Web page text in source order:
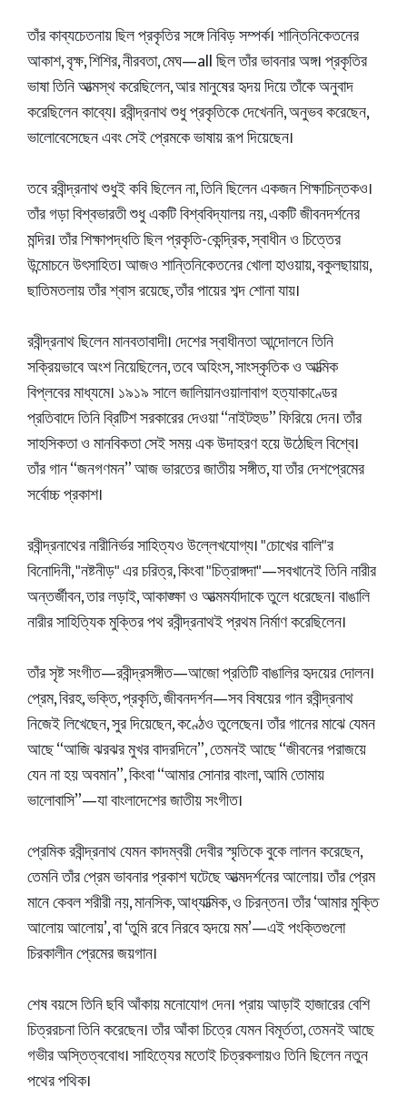
তাঁর কাব্যচেতনায় ছিল প্রকৃতির সঙ্গে নিবিড় সম্পর্ক। শান্তিনিকেতনের
আকাশ, বৃক্ষ, শিশির, নীরবতা, মেঘ—all ছিল তাঁর ভাবনার অঙ্গ। প্রকৃতির
ভাষা তিনি আত্মস্থ করেছিলেন, আর মানুষের হৃদয় দিয়ে তাঁকে অনুবাদ
করেছিলেন কাব্যে। রবীন্দ্রনাথ শুধু প্রকৃতিকে দেখেননি, অনুভব করেছেন,
ভালোবেসেছেন এবং সেই প্রেমকে ভাষায় রূপ দিয়েছেন।
তবে রবীন্দ্রনাথ শুধুই কবি ছিলেন না, তিনি ছিলেন একজন শিক্ষাচিন্তকও।
তাঁর গড়া বিশ্বভারতী শুধু একটি বিশ্ববিদ্যালয় নয়, একটি জীবনদর্শনের
মন্দির। তাঁর শিক্ষাপদ্ধতি ছিল প্রকৃতি-কেন্দ্রিক, স্বাধীন ও চিত্তের
উন্মোচনে উৎসাহিত। আজও শান্তিনিকেতনের খোলা হাওয়ায়, বকুলছায়ায়,
ছাতিমতলায় তাঁর শ্বাস রয়েছে, তাঁর পায়ের শব্দ শোনা যায়।
রবীন্দ্রনাথ ছিলেন মানবতাবাদী। দেশের স্বাধীনতা আন্দোলনে তিনি
সক্রিয়ভাবে অংশ নিয়েছিলেন, তবে অহিংস, সাংস্কৃতিক ও আত্মিক
বিপ্লবের মাধ্যমে। ১৯১৯ সালে জালিয়ানওয়ালাবাগ হত্যাকাণ্ডের
প্রতিবাদে তিনি ব্রিটিশ সরকারের দেওয়া “নাইটহুড” ফিরিয়ে দেন। তাঁর
সাহসিকতা ও মানবিকতা সেই সময় এক উদাহরণ হয়ে উঠেছিল বিশ্বে।
তাঁর গান “জনগণমন” আজ ভারতের জাতীয় সঙ্গীত, যা তাঁর দেশপ্রেমের
সর্বোচ্চ প্রকাশ।
রবীন্দ্রনাথের নারীনির্ভর সাহিত্যও উল্লেখযোগ্য। "চোখের বালি"র
বিনোদিনী, "নষ্টনীড়" এর চরিত্র, কিংবা "চিত্রাঙ্গদা"—সবখানেই তিনি নারীর
অন্তর্জীবন, তার লড়াই, আকাঙ্ক্ষা ও আত্মমর্যাদাকে তুলে ধরেছেন। বাঙালি
নারীর সাহিত্যিক মুক্তির পথ রবীন্দ্রনাথই প্রথম নির্মাণ করেছিলেন।
তাঁর সৃষ্ট সংগীত—রবীন্দ্রসঙ্গীত—আজো প্রতিটি বাঙালির হৃদয়ের দোলন।
প্রেম, বিরহ, ভক্তি, প্রকৃতি, জীবনদর্শন—সব বিষয়ের গান রবীন্দ্রনাথ
নিজেই লিখেছেন, সুর দিয়েছেন, কণ্ঠেও তুলেছেন। তাঁর গানের মাঝে যেমন
আছে “আজি ঝরঝর মুখর বাদরদিনে”, তেমনই আছে “জীবনের পরাজয়ে
যেন না হয় অবমান”, কিংবা “আমার সোনার বাংলা, আমি তোমায়
ভালোবাসি”—যা বাংলাদেশের জাতীয় সংগীত।
প্রেমিক রবীন্দ্রনাথ যেমন কাদম্বরী দেবীর স্মৃতিকে বুকে লালন করেছেন,
তেমনি তাঁর প্রেম ভাবনার প্রকাশ ঘটেছে আত্মদর্শনের আলোয়। তাঁর প্রেম
মানে কেবল শরীরী নয়, মানসিক, আধ্যাত্মিক, ও চিরন্তন। তাঁর ‘আমার মুক্তি
আলোয় আলোয়’, বা ‘তুমি রবে নিরবে হৃদয়ে মম’—এই পংক্তিগুলো
চিরকালীন প্রেমের জয়গান।
শেষ বয়সে তিনি ছবি আঁকায় মনোযোগ দেন। প্রায় আড়াই হাজারের বেশি
চিত্ররচনা তিনি করেছেন। তাঁর আঁকা চিত্রে যেমন বিমূর্ততা, তেমনই আছে
গভীর অস্তিত্ববোধ। সাহিত্যের মতোই চিত্রকলায়ও তিনি ছিলেন নতুন
পথের পথিক।